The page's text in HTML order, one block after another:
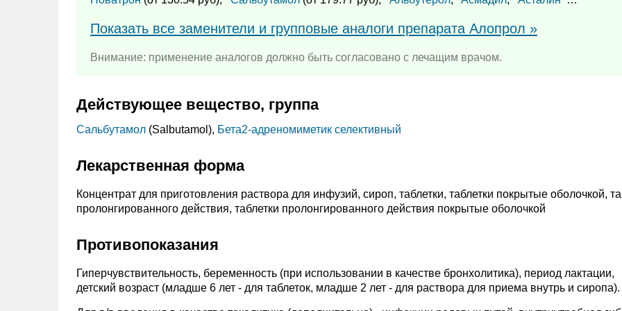
Показать все заменители и групповые аналоги препарата Алопрол »
Внимание: применение аналогов должно быть согласовано с лечащим врачом.
Действующее вещество, группа
Сальбутамол (Salbutamol), Бета2-адреномиметик селективный
Лекарственная форма
Концентрат для приготовления раствора для инфузий, сироп, таблетки, таблетки покрытые оболочкой,
пролонгированного действия, таблетки пролонгированного действия покрытые оболочкой
Противопоказания
Гиперчувствительность, беременность (при использовании в качестве бронхолитика), период лактации,
детский возраст (младше 6 лет - для таблеток, младше 2 лет - для раствора для приема внутрь и сиропа).